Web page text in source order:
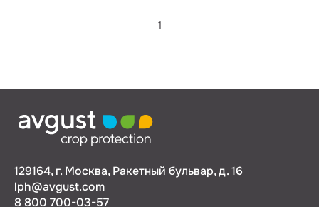
1
129164, г. Москва, Ракетный бульвар, д. 16
lph@avgust.com
8 800 700-03-57